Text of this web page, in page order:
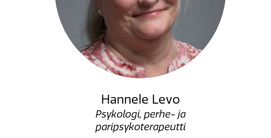
Hannele Levo
Psykologi, perhe- ja
paripsykoterapeutti